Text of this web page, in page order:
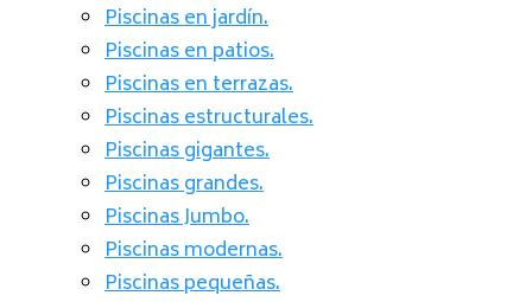
Piscinas en jardín.
Piscinas en patios.
Piscinas en terrazas.
Piscinas estructurales.
Piscinas gigantes.
Piscinas grandes.
Piscinas Jumbo.
Piscinas modernas.
Piscinas pequeñas.